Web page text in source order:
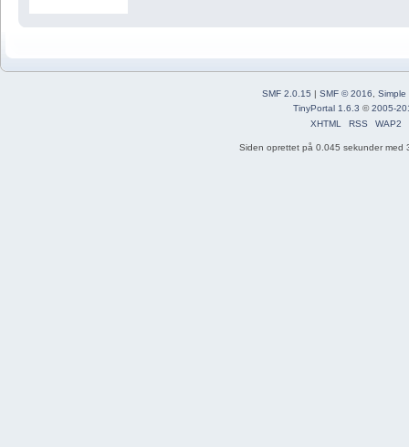
SMF 2.0.15 | SMF © 2016
Simple
TinyPortal 1.6.3 ©2005-
XHTML
RSS WAP2
Siden oprettet på 0.045 sekunder med